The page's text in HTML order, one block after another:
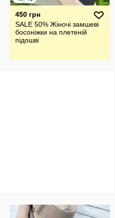
450 грн
SALE 50% Жіночі замшеві
босоніжки на плетеній
підошві